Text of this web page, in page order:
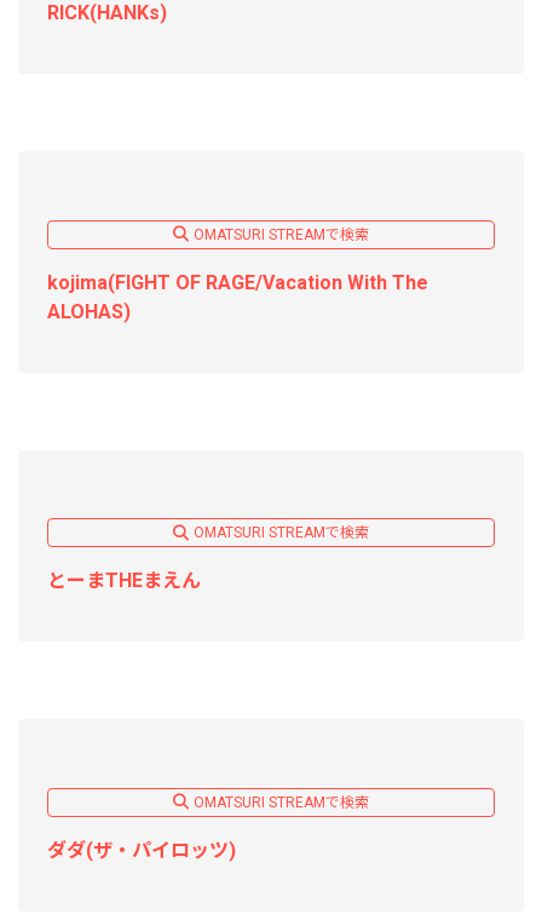
RICK(HANKs)
OMATSURI STREAMで検索
kojima(FIGHT OF RAGE/Vacation With The
ALOHAS)
OMATSURI STREAMで検索
とーまTHEまえん
OMATSURI STREAMで検索
ダダ(ザ・パイロッツ)